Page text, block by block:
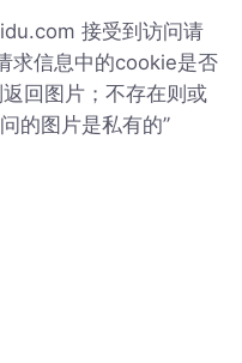
接受到访问请
求信息中的cookie是否
回图片；不存在则或
的图片是私有的”